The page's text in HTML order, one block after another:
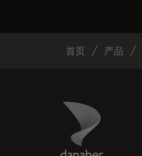
首页 产品
Danaher Logo